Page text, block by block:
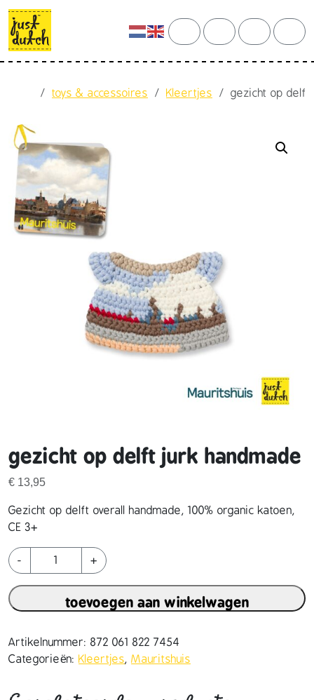
Skip to content
Skip to footer
searchaccountcart
Hometoys & accessoires Kleertjes gezicht op delft
gezicht op delft jurk handmade
€ 13,95
Gezicht op delft overall handmade, 100% organic katoen,
CE 3+
-
g
e
z
i
h
t
+
toevoegen aan winkelwagen
Artikelnummer: 872 061 822 7454
Categorieën: Kleertjes, Mauritshuis